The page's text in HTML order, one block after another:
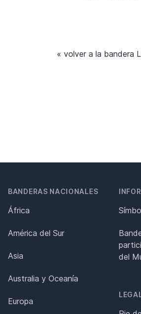
« volver a la bandera
BANDERAS NACIONALES
África
América del Sur
Asia
Australia y Oceanía
Europa
del